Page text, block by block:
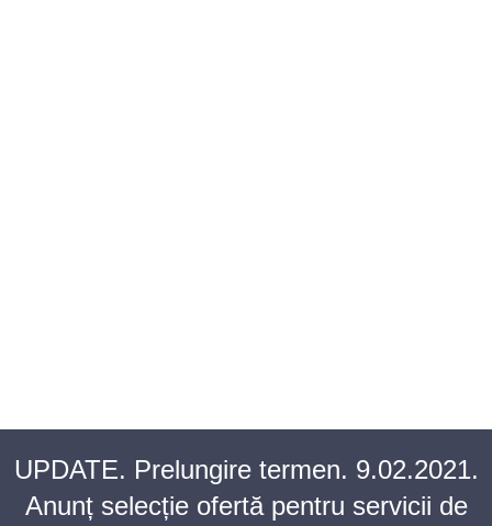
UPDATE. Prelungire termen. 9.02.2021.
Anunț selecție ofertă pentru servicii de